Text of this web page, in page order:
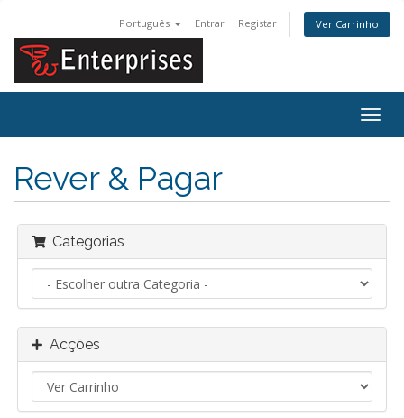
Português Entrar Registar Ver Carrinho
Rever & Pagar
Categorias
Acções